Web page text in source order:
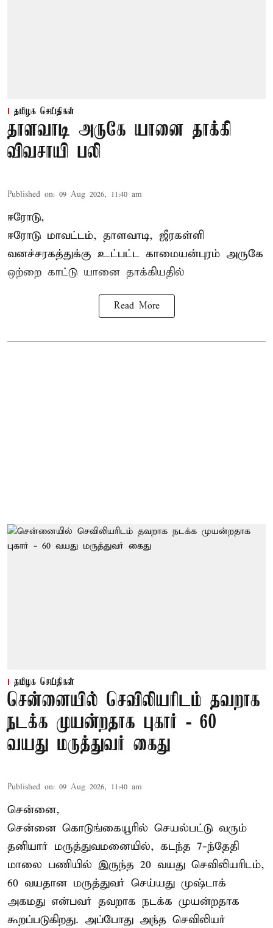
தமிழக செய்திகள்
தாளவாடி அருகே யானை தாக்கி
விவசாயி பலி
Published on: 09 Aug 2026, 11:40 am
ஈரோடு,
ஈரோடு மாவட்டம், தாளவாடி, ஜீரகள்ளி
வனச்சரகத்துக்கு உட்பட்ட காமையன்புரம் அருகே
ஒற்றை காட்டு யானை தாக்கியதில்
Read More
தமிழக செய்திகள்
சென்னையில் செவிலியரிடம் தவறாக
நடக்க முயன்றதாக புகார் - 60
வயது மருத்துவர் கைது
Published on: 09 Aug 2026, 11:40 am
சென்னை,
சென்னை கொடுங்கையூரில் செயல்பட்டு வரும்
தனியார் மருத்துவமனையில், கடந்த 7-ந்தேதி
மாலை பணியில் இருந்த 20 வயது செவிலியரிடம்,
60 வயதான மருத்துவர் செய்யது முஷ்டாக்
அகமது என்பவர் தவறாக நடக்க முயன்றதாக
கூறப்படுகிறது. அப்போது அந்த செவிலியர்